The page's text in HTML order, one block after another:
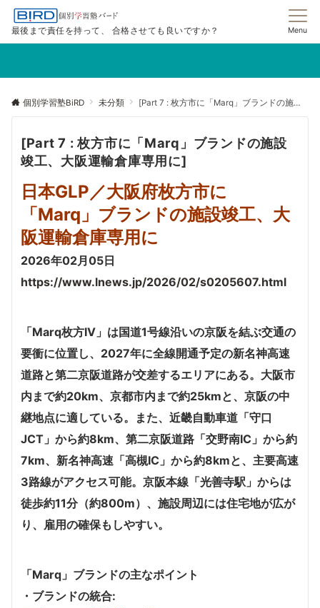
最後まで責任を持って、 合格させても良いですか？ Menu
個別学習塾BiRD 未分類 [Part 7 : 枚方市に「Marq」ブランドの施設竣工、大阪運輸倉庫専用に]
[Part 7 : 枚方市に「Marq」ブランドの施設
竣工、大阪運輸倉庫専用に]
日本GLP／大阪府枚方市に
「Marq」ブランドの施設竣工、大
阪運輸倉庫専用に
2026年02月05日
https://www.lnews.jp/2026/02/s0205607.html
「Marq枚方IV」は国道1号線沿いの京阪を結ぶ交通の
要衝に位置し、2027年に全線開通予定の新名神高速
道路と第二京阪道路が交差するエリアにある。大阪市
内まで約20km、京都市内まで約25kmと、京阪の中
継地点に適している。また、近畿自動車道「守口
JCT」から約8km、第二京阪道路「交野南IC」から約
7km、新名神高速「高槻IC」から約8kmと、主要高速
3路線がアクセス可能。京阪本線「光善寺駅」からは
徒歩約11分（約800m）、施設周辺には住宅地が広が
り、雇用の確保もしやすい。
「Marq」ブランドの主なポイント
・ブランドの統合: